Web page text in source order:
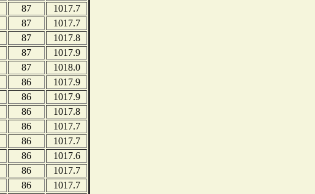
87
1017.7
87
1017.7
87
1017.8
87
1017.9
87
1018.0
86
1017.9
86
1017.9
86
1017.8
86
1017.7
86
1017.7
86
1017.6
86
1017.7
86
1017.7